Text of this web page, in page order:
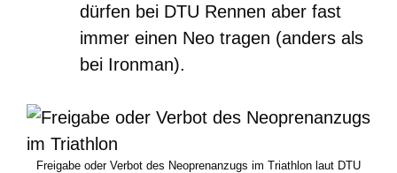
dürfen bei DTU Rennen aber fast
immer einen Neo tragen (anders als
bei Ironman).
Freigabe oder Verbot des Neoprenanzugs im Triathlon laut DTU